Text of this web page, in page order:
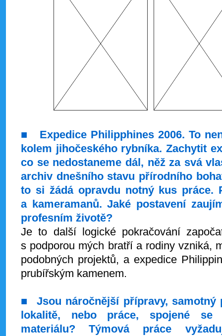
■ Expedice Philipphines 2006. To
kolem jihočeského rybníka. Zachytit
co se nedostaneme dál, něž za svá
archiv dnešního stavu přírodního
to si žádá opravdu notný kus práce.
a kameramanů. Jaké postavení
profesním životě?
Je to další logické pokračování
s podporou mých bratří a rodiny vzniká,
podobných projektů, a expedice
prubířským kamenem.
■
Jsou náročnější přípravy,
lokalitě, nebo práce, spojené se
materiálu?
Týmová práce